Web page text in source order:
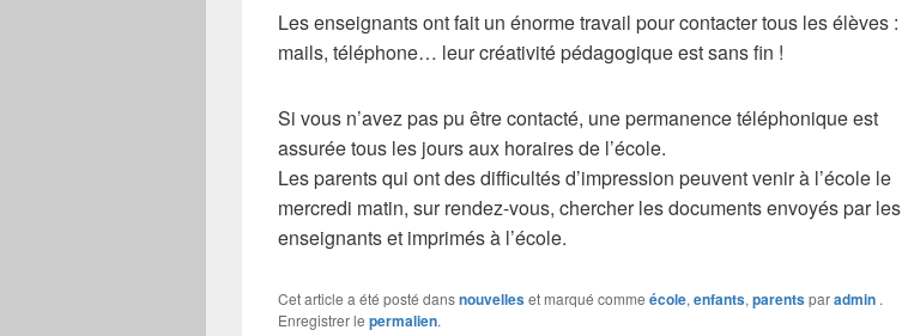
Les enseignants ont fait un énorme travail pour contacter tous les élèves :
mails, téléphone… leur créativité pédagogique est sans fin !
Si vous n’avez pas pu être contacté, une permanence téléphonique est
assurée tous les jours aux horaires de l’école.
Les parents qui ont des difficultés d’impression peuvent venir à l’école le
mercredi matin, sur rendez-vous, chercher les documents envoyés par les
enseignants et imprimés à l’école.
Cet article a été posté dansnouvelleset marqué comme école, enfants, parentsparadmin .
Enregistrer le permalien.